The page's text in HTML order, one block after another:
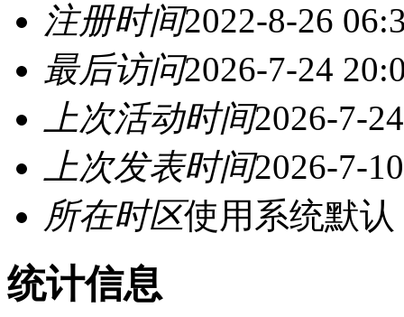
注册时间2022-8-26
最后访问2026-7-24
上次活动时间2026-7-
上次发表时间2026-7-
所在时区使用系统默认
统计信息